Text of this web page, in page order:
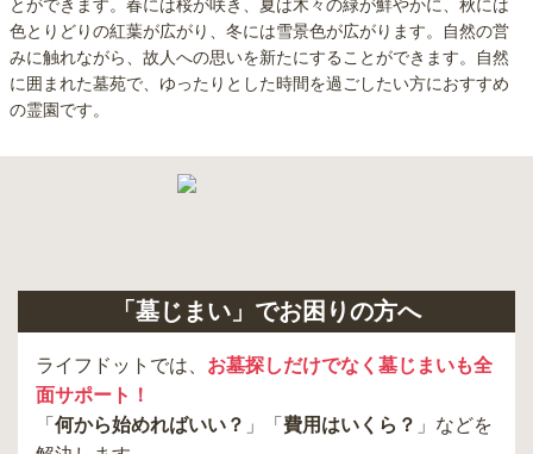
とができます。春には桜が咲き、夏は木々の緑が鮮やかに、秋には
色とりどりの紅葉が広がり、冬には雪景色が広がります。自然の営
みに触れながら、故人への思いを新たにすることができます。自然
に囲まれた墓苑で、ゆったりとした時間を過ごしたい方におすすめ
の霊園です。
「墓じまい」でお困りの方へ
ライフドットでは、 お墓探しだけでなく墓じまいも全
面サポート！
「 何から始めればいい？ 」「 費用はいくら？ 」などを